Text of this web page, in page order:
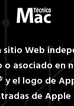
sitio Web
asociado en
y el logo de
de Apple